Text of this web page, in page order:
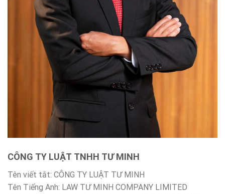
CÔNG TY LUẬT TNHH TƯ MINH
Tên viết tắt: CÔNG TY LUẬT TƯ MINH
Tên Tiếng Anh: LAW TƯ MINH COMPANY LIMITED